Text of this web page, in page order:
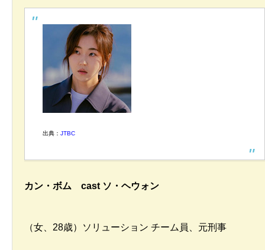
出典： JTBC
カン・ボム cast ソ・ヘウォン
（女、28歳）ソリューション チーム員、元刑事